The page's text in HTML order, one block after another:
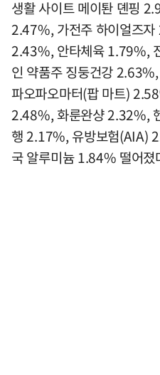
생활 사이트 메이퇀 뎬핑
2.47%, 가전주 하이얼즈
2.43%, 안타체육 1.79%,
인 약품주 징둥건강
파오파오마터(팝 마트)
2.48%, 화룬완샹 2.32%,
행 2.17%, 유방보험(AIA)
국 알루미늄 1.84% 떨어졌